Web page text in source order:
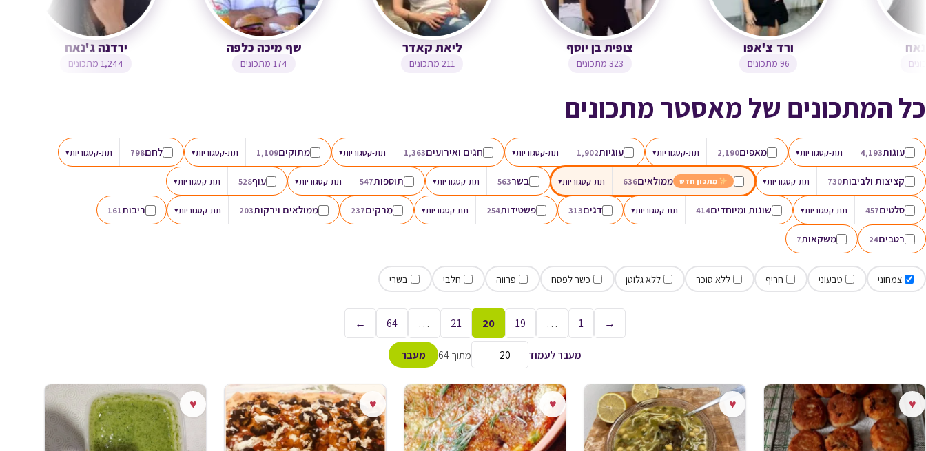
ירדנה ג'נאח
1,244 מתכונים
שף מיכה כלפה ליאת קאדר צופית בן יוסף ירדנה ג'נאח
1,244 מתכונים
כל המתכונים של מאסטר מתכונים
עוגות4,193 תת-קטגוריות▾ מאפים2,190 תת-קטגוריות▾ עוגיות1,902 תת-קטגוריות▾ חגים ואירועים1,363 תת-קטגוריות▾ מתוקים1,109 תת-קטגוריות▾ לחם798 תת-קטגוריות▾
קציצות ולביבות730 תת-קטגוריות▾ מתכון חדש ממולאים636 תת-קטגוריות▾ בשר563 תת-קטגוריות▾ תוספות547 תת-קטגוריות▾ עוף528 תת-קטגוריות▾
סלטים457 תת-קטגוריות▾ שונות ומיוחדים414 תת-קטגוריות▾ דגים313 פשטידות254 תת-קטגוריות▾ מרקים237 ממולאים וירקות203 תת-קטגוריות▾ ריבות161
רטבים24 משקאות7
צמחוני טבעוני חריף ללא סוכר ללא גלוטן כשר לפסח פרווה חלבי בשרי
→
1
…
19
20
21
…
64
←
מעבר לעמוד מתוך 64 מעבר
♥
♥
♥
♥
♥